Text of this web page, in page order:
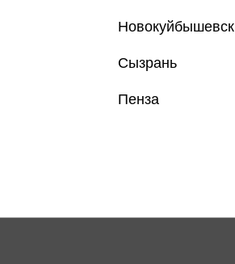
Новокуйбышевск
Сызрань
Пенза